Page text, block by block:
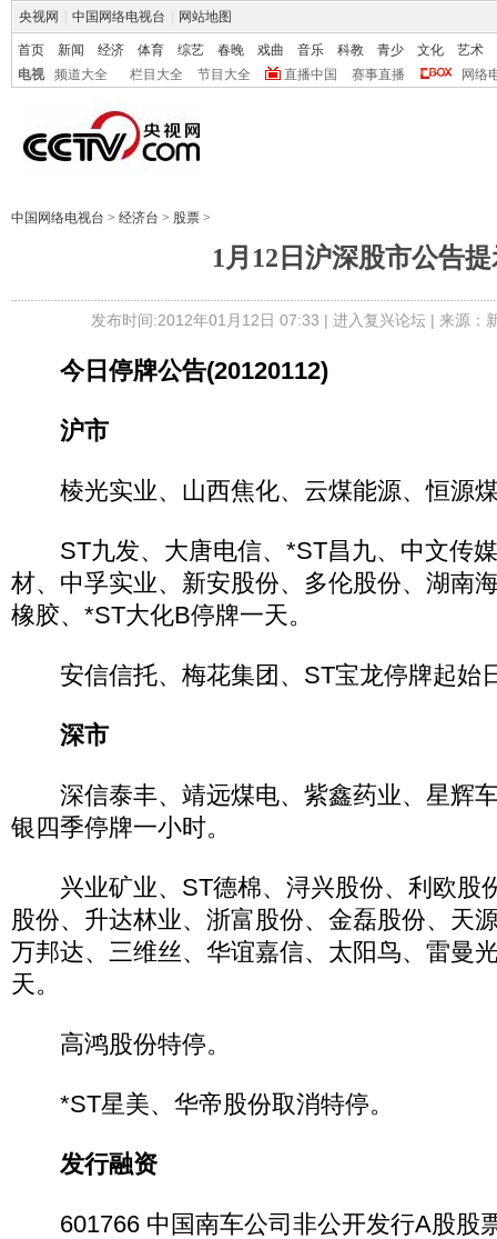
央视网 中国网络电视台 网站地图
首页 新闻 经济 体育 综艺 春晚 戏曲 音乐 科教 青少 文化
艺术
电视
频道大全 栏目大全 节目大全 直播中国 赛事直播 网络
中国网络电视台 > 经济台 > 股票 >
1月12日沪深股市公告提
发布时间:2012年01月12日 07:33 | 进入复兴论坛| 来源：
今日停牌公告(20120112)
沪市
棱光实业、山西焦化、云煤能源、恒源
ST九发、大唐电信、*ST昌九、中文传媒
材、中孚实业、新安股份、多伦股份、湖南
橡胶、*ST大化B停牌一天。
安信信托、梅花集团、ST宝龙停牌起始
深市
深信泰丰、靖远煤电、紫鑫药业、星辉
银四季停牌一小时。
兴业矿业、ST德棉、浔兴股份、利欧股
股份、升达林业、浙富股份、金磊股份、天
万邦达、三维丝、华谊嘉信、太阳鸟、雷曼
天。
高鸿股份特停。
*ST星美、华帝股份取消特停。
发行融资
601766 中国南车公司非公开发行A股股